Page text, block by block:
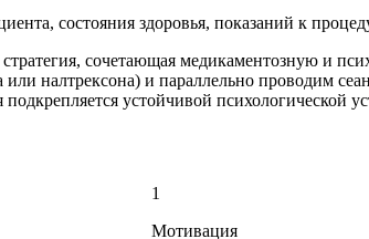
состояния здоровья, показаний к
сочетающая медикаментозную и
налтрексона) и параллельно проводим
устойчивой психологической
1
Мотивация